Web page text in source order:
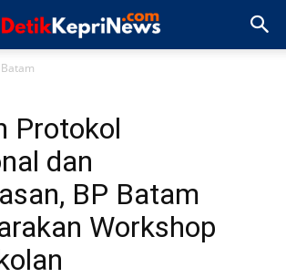
Batam
Protokol
dan
BP Batam
Workshop